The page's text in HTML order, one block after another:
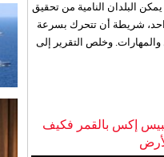
البلدان النامية من تحقيق
شريطة أن تتحرك بسرعة
وخلص التقرير إلى
إكس بالقمر فكيف